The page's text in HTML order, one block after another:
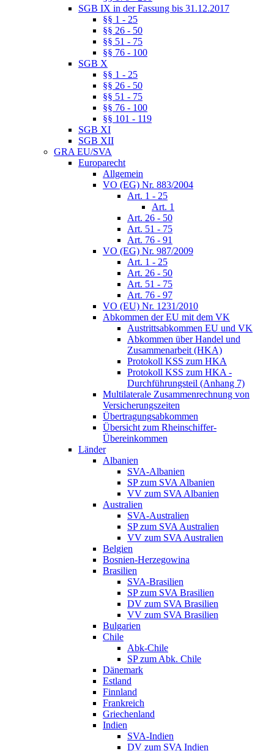
SGB IX in der Fassung bis 31.12.2017
§§ 1 - 25
§§ 26 - 50
§§ 51 - 75
§§ 76 - 100
SGB X
§§ 1 - 25
§§ 26 - 50
§§ 51 - 75
§§ 76 - 100
§§ 101 - 119
SGB XI
SGB XII
GRA EU/SVA
Europarecht
Allgemein
VO (EG) Nr. 883/2004
Art. 1 - 25
Art. 1
Art. 26 - 50
Art. 51 - 75
Art. 76 - 91
VO (EG) Nr. 987/2009
Art. 1 - 25
Art. 26 - 50
Art. 51 - 75
Art. 76 - 97
VO (EU) Nr. 1231/2010
Abkommen der EU mit dem VK
Austrittsabkommen EU und VK
Abkommen über Handel und
Zusammenarbeit (HKA)
Protokoll KSS zum HKA
Protokoll KSS zum HKA -
Durchführungsteil (Anhang 7)
Multilaterale Zusammenrechnung von
Versicherungszeiten
Übertragungsabkommen
Übersicht zum Rheinschiffer-
Übereinkommen
Länder
Albanien
SVA-Albanien
SP zum SVA Albanien
VV zum SVA Albanien
Australien
SVA-Australien
SP zum SVA Australien
VV zum SVA Australien
Belgien
Bosnien-Herzegowina
Brasilien
SVA-Brasilien
SP zum SVA Brasilien
DV zum SVA Brasilien
VV zum SVA Brasilien
Bulgarien
Chile
Abk-Chile
SP zum Abk. Chile
Dänemark
Estland
Finnland
Frankreich
Griechenland
Indien
SVA-Indien
DV zum SVA Indien